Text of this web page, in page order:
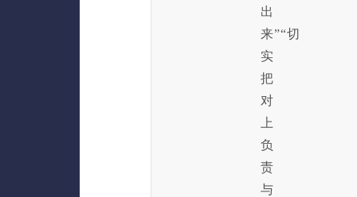
出
来”“切
实
把
对
上
负
责
与